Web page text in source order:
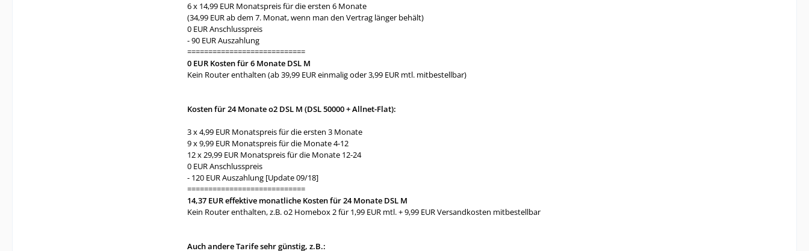
6 x 14,99 EUR Monatspreis für die ersten 6 Monate
(34,99 EUR ab dem 7. Monat, wenn man den Vertrag länger behält)
0 EUR Anschlusspreis
- 90 EUR Auszahlung
============================
0 EUR Kosten für 6 Monate DSL M
Kein Router enthalten (ab 39,99 EUR einmalig oder 3,99 EUR mtl. mitbestellbar)
Kosten für 24 Monate o2 DSL M (DSL 50000 + Allnet-Flat):
3 x 4,99 EUR Monatspreis für die ersten 3 Monate
9 x 9,99 EUR Monatspreis für die Monate 4-12
12 x 29,99 EUR Monatspreis für die Monate 12-24
0 EUR Anschlusspreis
- 120 EUR Auszahlung [Update 09/18]
============================
14,37 EUR effektive monatliche Kosten für 24 Monate DSL M
Kein Router enthalten, z.B. o2 Homebox 2 für 1,99 EUR mtl. + 9,99 EUR Versandkosten mitbestellbar
Auch andere Tarife sehr günstig, z.B.: